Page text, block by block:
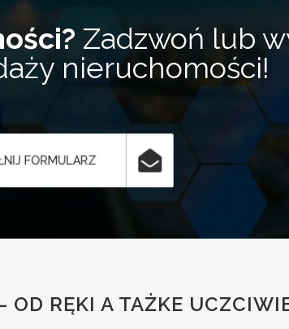
Zadzwoń lub
nieruchomości!
FORMULARZ
OD RĘKI A TAŻKE